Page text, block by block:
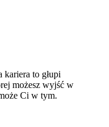
to głupi
możesz wyjść w
Ci w tym.